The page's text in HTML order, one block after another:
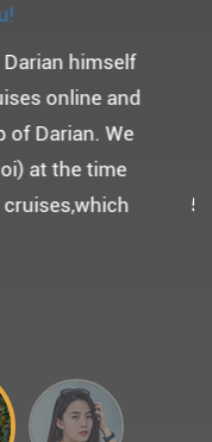
니 환갑여행~
베이, 몽쉐리 크
요. ^^
비교적 선선한 2
다녀왔습니다.
버스 덕분에 부
리무진에서 앞좌
웠습니다.
들어 주었네요.
크루즈에서 이쁜